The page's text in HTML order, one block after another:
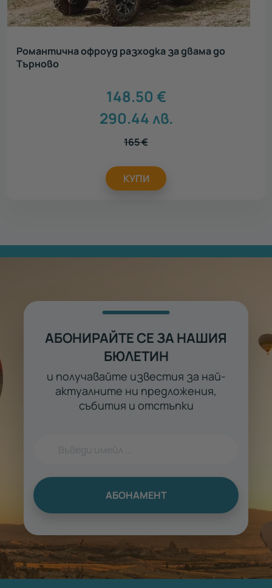
Романтична офроуд разходка за двама до
Търново
148.50 €
290.44лв.
165€
КУПИ
АБОНИРАЙТЕ СЕ ЗА НАШИЯ
БЮЛЕТИН
и получавайте известия за най-
актуалните ни предложения,
събития и отстъпки
АБОНАМЕНТ